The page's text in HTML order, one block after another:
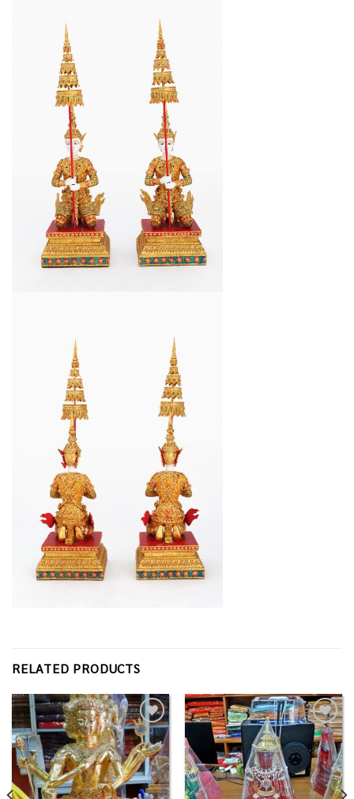
RELATED PRODUCTS
Add to
Wishlist
Add to
Wishlist